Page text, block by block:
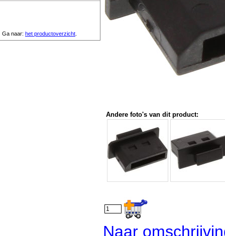
Andere foto's van dit product:
Naar
Ga naar: het productoverzicht